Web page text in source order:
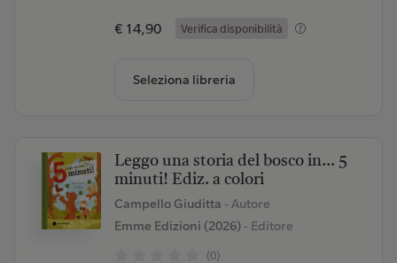
€ 14,90 Verifica disponibilità
Seleziona libreria
Leggo una storia del bosco in… 5
minuti! Ediz. a colori
Campello Giuditta - Autore
Emme Edizioni (2026)- Editore
(0)